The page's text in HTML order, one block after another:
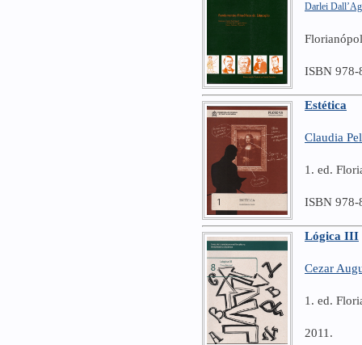
Darlei
ISBN 978-
Estética
Claudia
1. ed.
ISBN 978-
Lógica III
Cezar
1. ed.
2011.